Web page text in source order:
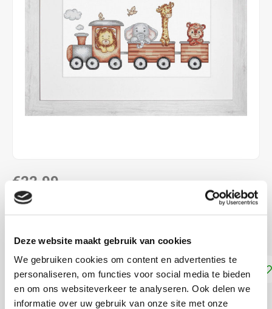
Deze website maakt gebruik van cookies
We gebruiken cookies om content en advertenties te
personaliseren, om functies voor social media te bieden
en om ons websiteverkeer te analyseren. Ook delen we
informatie over uw gebruik van onze site met onze
€22,99
DIRECT LEVERBAAR
33 x 15 cm telpatroon met kruissteek Lees meer
Toevoegen aan winkelwagen
DELEN: